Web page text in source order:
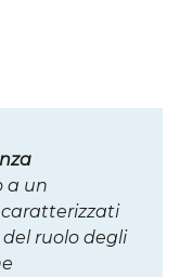
a un
ruolo degli